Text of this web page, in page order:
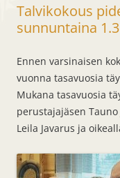
Talvikokous
sunnuntaina
Ennen varsinaisen
vuonna tasavuosia
Mukana tasavuosia
perustajajäsen
Leila Javarus ja